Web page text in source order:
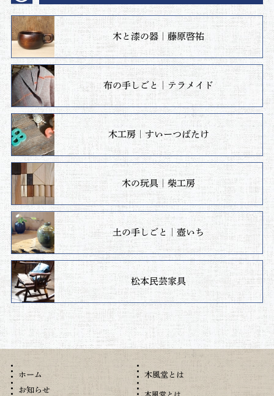
木と漆の器｜藤原啓祐
布の手しごと｜テラメイド
木工房｜すいーつばたけ
木の玩具｜柴工房
土の手しごと｜壺いち
松本民芸家具
ホーム
お知らせ
木風堂とは
木風堂とは